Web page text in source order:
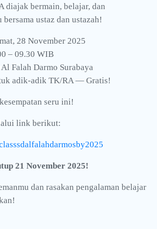
diajak bermain, belajar, dan
ustaz dan ustazah!
28 November 2025
– 09.30 WIB
Falah Darmo Surabaya
adik-adik TK/RA — Gratis!
seru ini!
link berikut:
21 November 2025!
dan rasakan pengalaman belajar